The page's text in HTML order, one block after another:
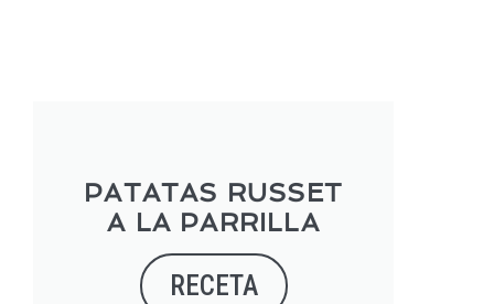
PATATAS RUSSET
A LA PARRILLA
RECETA